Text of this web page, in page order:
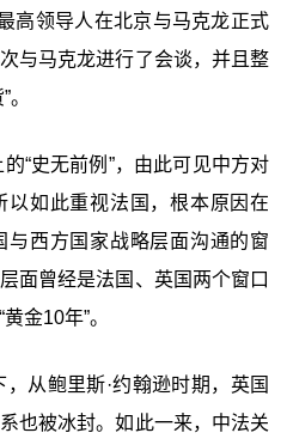
高领导人在北京与马克龙正式
与马克龙进行了会谈，并且整
“史无前例”，由此可见中方对
以如此重视法国，根本原因在
西方国家战略层面沟通的窗
面曾经是法国、英国两个窗口
金10年”。
从鲍里斯·约翰逊时期，英国
也被冰封。如此一来，中法关